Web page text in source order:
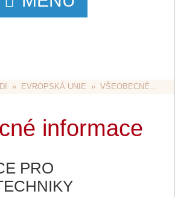
  »
EVROPSKÁ UNIE
  »  VŠEOBECNÉ INFORMACE
informace
PRO